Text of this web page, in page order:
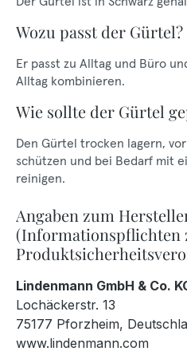
Wozu passt der Gürtel?
Er passt zu Alltag und Büro
Alltag kombinieren.
Wie sollte der Gürtel
Den Gürtel trocken lagern,
schützen und bei Bedarf mit
reinigen.
Angaben zum
(Informationspflichten
Lindenmann GmbH & Co.
Lochäckerstr. 13
75177 Pforzheim,
www.lindenmann.com